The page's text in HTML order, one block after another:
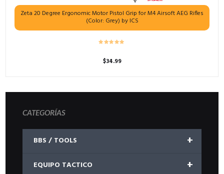
Zeta 20 Degree Ergonomic Motor Pistol Grip for M4 Airsoft AEG Rifles
(Color: Grey) by ICS
$34.99
CATEGORÍAS
+
BBS / TOOLS
+
EQUIPO TACTICO